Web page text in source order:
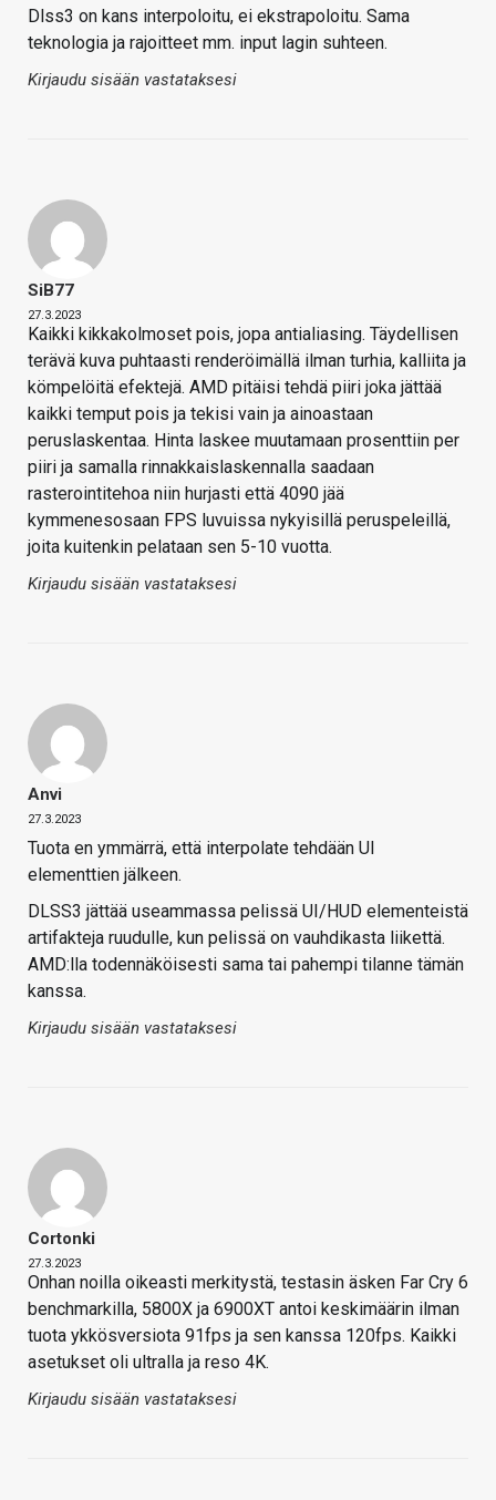
Dlss3 on kans interpoloitu, ei ekstrapoloitu. Sama
teknologia ja rajoitteet mm. input lagin suhteen.
Kirjaudu sisään vastataksesi
SiB77
27.3.2023
Kaikki kikkakolmoset pois, jopa antialiasing. Täydellisen
terävä kuva puhtaasti renderöimällä ilman turhia, kalliita ja
kömpelöitä efektejä. AMD pitäisi tehdä piiri joka jättää
kaikki temput pois ja tekisi vain ja ainoastaan
peruslaskentaa. Hinta laskee muutamaan prosenttiin per
piiri ja samalla rinnakkaislaskennalla saadaan
rasterointitehoa niin hurjasti että 4090 jää
kymmenesosaan FPS luvuissa nykyisillä peruspeleillä,
joita kuitenkin pelataan sen 5-10 vuotta.
Kirjaudu sisään vastataksesi
Anvi
27.3.2023
Tuota en ymmärrä, että interpolate tehdään UI
elementtien jälkeen.
DLSS3 jättää useammassa pelissä UI/HUD elementeistä
artifakteja ruudulle, kun pelissä on vauhdikasta liikettä.
AMD:lla todennäköisesti sama tai pahempi tilanne tämän
kanssa.
Kirjaudu sisään vastataksesi
Cortonki
27.3.2023
Onhan noilla oikeasti merkitystä, testasin äsken Far Cry 6
benchmarkilla, 5800X ja 6900XT antoi keskimäärin ilman
tuota ykkösversiota 91fps ja sen kanssa 120fps. Kaikki
asetukset oli ultralla ja reso 4K.
Kirjaudu sisään vastataksesi